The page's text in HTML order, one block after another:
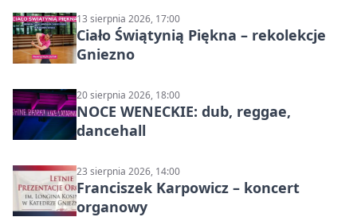
13 sierpnia 2026, 17:00
Ciało Świątynią Piękna – rekolekcje
Gniezno
20 sierpnia 2026, 18:00
NOCE WENECKIE: dub, reggae,
dancehall
23 sierpnia 2026, 14:00
Franciszek Karpowicz – koncert
organowy